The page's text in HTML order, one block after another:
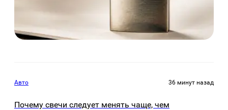
Авто 36 минут назад
Почему свечи следует менять чаще, чем